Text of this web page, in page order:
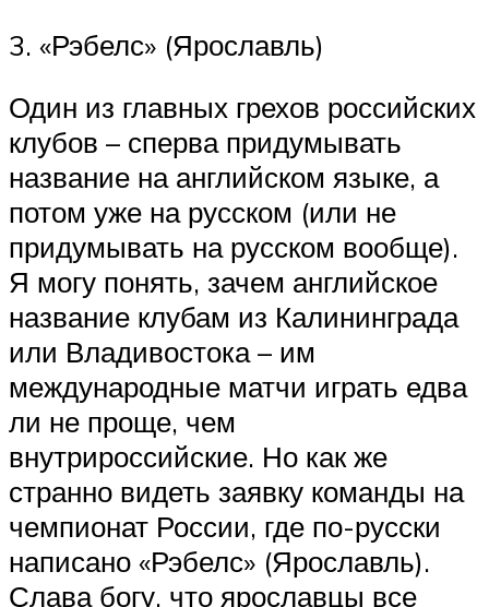
3. «Рэбелс» (Ярославль)
Один из главных грехов российских
клубов – сперва придумывать
название на английском языке, а
потом уже на русском (или не
придумывать на русском вообще).
Я могу понять, зачем английское
название клубам из Калининграда
или Владивостока – им
международные матчи играть едва
ли не проще, чем
внутрироссийские. Но как же
странно видеть заявку команды на
чемпионат России, где по-русски
написано «Рэбелс» (Ярославль).
Слава богу, что ярославцы все